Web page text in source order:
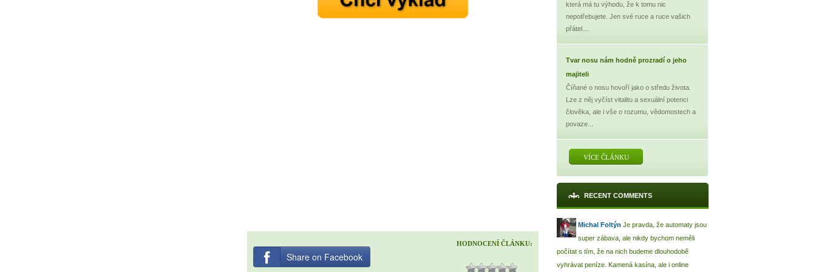
HODNOCENÍ ČLÁNKU:
Share on Facebook
která má tu výhodu, že k tomu nic
nepotřebujete. Jen své ruce a ruce vašich
přátel....
Tvar nosu nám hodně prozradí o jeho
majiteli
Číňané o nosu hovoří jako o středu života.
Lze z něj vyčíst vitalitu a sexuální potenci
člověka, ale i vše o rozumu, vědomostech a
povaze...
VÍCE ČLÁNKU
RECENT COMMENTS
Michal Foltýn Je pravda, že automaty jsou
super zábava, ale nikdy bychom neměli
počítat s tím, že na nich budeme dlouhodobě
vyhrávat peníze. Kamená kasína, ale i online